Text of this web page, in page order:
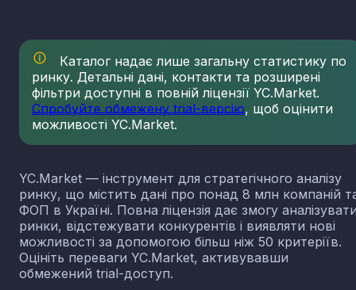
Каталог надає лише загальну статистику по
ринку. Детальні дані, контакти та розширені
фільтри доступні в повній ліцензії YC.Market.
Спробуйте обмежену trial-версію, щоб оцінити
можливості YC.Market.
YC.Market — інструмент для стратегічного аналізу
ринку, що містить дані про понад 8 млн компаній
ФОП в Україні. Повна ліцензія дає змогу
ринки, відстежувати конкурентів і виявляти нові
можливості за допомогою більш ніж 50 критеріїв.
Оцініть переваги YC.Market, активувавши
обмежений trial-доступ.